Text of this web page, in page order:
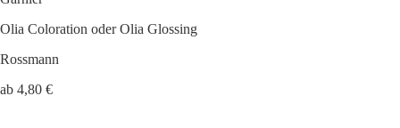
Olia Coloration oder Olia Glossing
Rossmann
ab 4,80 €